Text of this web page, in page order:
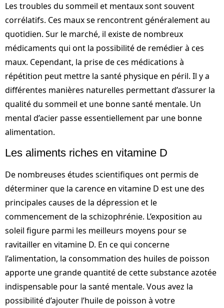
Les troubles du sommeil et mentaux sont souvent
corrélatifs. Ces maux se rencontrent généralement au
quotidien. Sur le marché, il existe de nombreux
médicaments qui ont la possibilité de remédier à ces
maux. Cependant, la prise de ces médications à
répétition peut mettre la santé physique en péril. Il y a
différentes manières naturelles permettant d’assurer la
qualité du sommeil et une bonne santé mentale. Un
mental d’acier passe essentiellement par une bonne
alimentation.
Les aliments riches en vitamine D
De nombreuses études scientifiques ont permis de
déterminer que la carence en vitamine D est une des
principales causes de la dépression et le
commencement de la schizophrénie. L’exposition au
soleil figure parmi les meilleurs moyens pour se
ravitailler en vitamine D. En ce qui concerne
l’alimentation, la consommation des huiles de poisson
apporte une grande quantité de cette substance azotée
indispensable pour la santé mentale. Vous avez la
possibilité d’ajouter l’huile de poisson à votre